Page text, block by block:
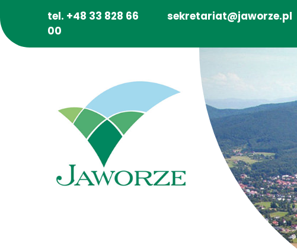
tel. +48 33 828 66
00
sekretariat@jaworze.pl